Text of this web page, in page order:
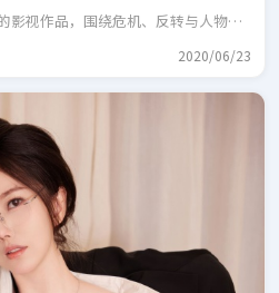
影视作品，围绕危机、反转与人物成
2020/06/23